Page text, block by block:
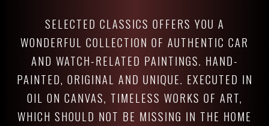
SELECTED CLASSICS OFFERS YOU A
WONDERFUL COLLECTION OF AUTHENTIC CAR
AND WATCH-RELATED PAINTINGS. HAND-
PAINTED, ORIGINAL AND UNIQUE. EXECUTED IN
OIL ON CANVAS, TIMELESS WORKS OF ART,
WHICH SHOULD NOT BE MISSING IN THE HOME